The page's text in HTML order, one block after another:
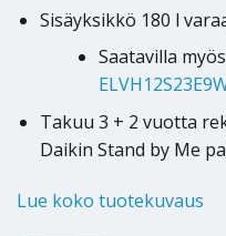
Sisäyksikkö 180 l
Saatavilla
Takuu 3 + 2 vuotta
Daikin Stand by Me
Lue koko tuotekuvaus